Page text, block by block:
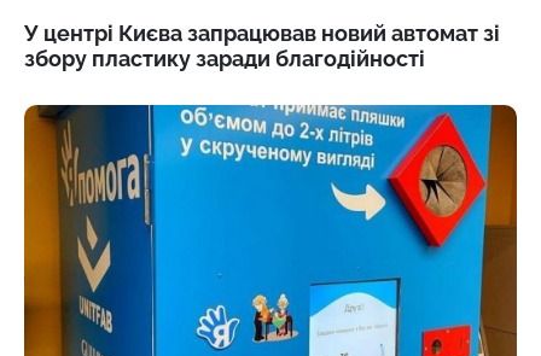
У центрі Києва запрацював новий автомат зі
збору пластику заради благодійності